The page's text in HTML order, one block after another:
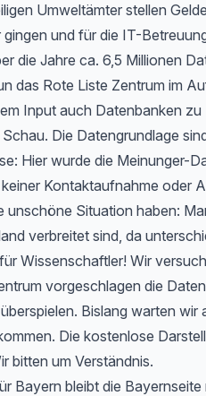
Umweltämter stellen
gingen und für die IT-
die Jahre ca. 6,5 Millionen
das Rote Liste Zentrum im
Input auch Datenbanken
Die Datengrundlage
Hier wurde die Meinunger-
Kontaktaufnahme oder
unschöne Situation haben:
verbreitet sind, da
Wissenschaftler! Wir
vorgeschlagen die
Bislang warten
Die kostenlose
bitten um Verständnis.
Bayern bleibt die